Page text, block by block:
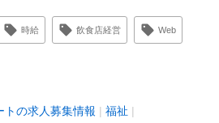
時給 飲食店経営 Web
トの求人募集情報
福祉